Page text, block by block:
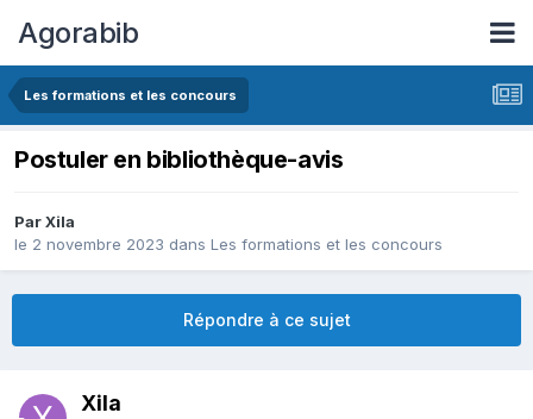
Agorabib
Les formations et les concours
Postuler en bibliothèque-avis
Par Xila
le 2 novembre 2023 dans Les formations et les concours
Répondre à ce sujet
Xila